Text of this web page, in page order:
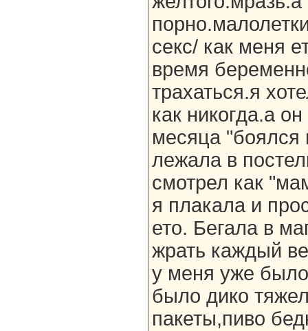
секс/ как меня
время
трахаться.я
как никогда.а
месяца "боялся
лежала в
смотрел как
я плакала и
ето. Бегала в
жрать каждый
у меня уже
было дико
пакеты,пиво